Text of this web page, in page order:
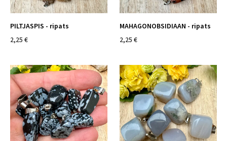
PILTJASPIS - ripats
2,25 €
MAHAGONOBSIDIAAN - ripats
2,25 €